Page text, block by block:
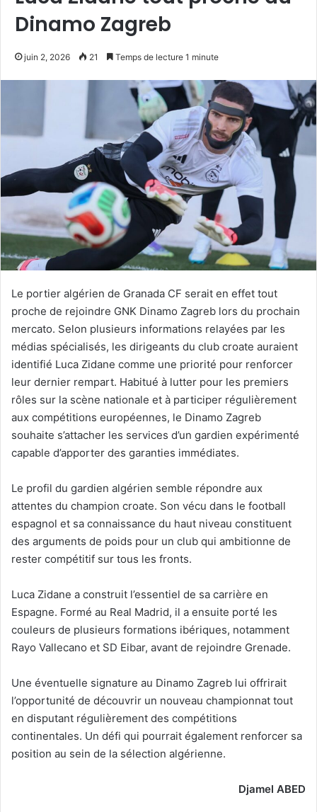
Dinamo Zagreb
juin 2, 2026 21 Temps de lecture 1 minute
Le portier algérien de Granada CF serait en effet tout
proche de rejoindre GNK Dinamo Zagreb lors du prochain
mercato. Selon plusieurs informations relayées par les
médias spécialisés, les dirigeants du club croate auraient
identifié Luca Zidane comme une priorité pour renforcer
leur dernier rempart. Habitué à lutter pour les premiers
rôles sur la scène nationale et à participer régulièrement
aux compétitions européennes, le Dinamo Zagreb
souhaite s’attacher les services d’un gardien expérimenté
capable d’apporter des garanties immédiates.
Le profil du gardien algérien semble répondre aux
attentes du champion croate. Son vécu dans le football
espagnol et sa connaissance du haut niveau constituent
des arguments de poids pour un club qui ambitionne de
rester compétitif sur tous les fronts.
Luca Zidane a construit l’essentiel de sa carrière en
Espagne. Formé au Real Madrid, il a ensuite porté les
couleurs de plusieurs formations ibériques, notamment
Rayo Vallecano et SD Eibar, avant de rejoindre Grenade.
Une éventuelle signature au Dinamo Zagreb lui offrirait
l’opportunité de découvrir un nouveau championnat tout
en disputant régulièrement des compétitions
continentales. Un défi qui pourrait également renforcer sa
position au sein de la sélection algérienne.
Djamel ABED